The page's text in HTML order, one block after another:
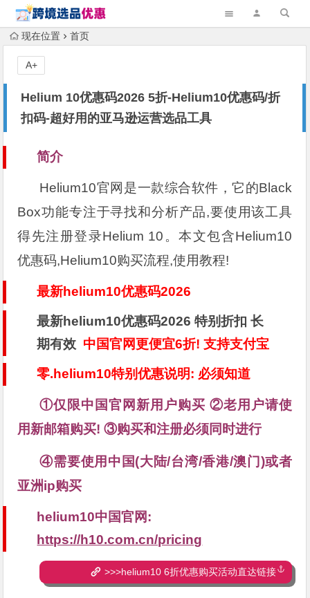
现在位置 首页
Helium 10优惠码2026 5折-Helium10优惠码/折
扣码-超好用的亚马逊运营选品工具
简介
Helium10官网是一款综合软件，它的Black
Box功能专注于寻找和分析产品,要使用该工具
得先注册登录Helium 10。本文包含Helium10
优惠码,Helium10购买流程,使用教程!
最新helium10优惠码2026
最新helium10优惠码2026 特别折扣 长
期有效 中国官网更便宜6折! 支持支付宝
零.helium10特别优惠说明: 必须知道
①仅限中国官网新用户购买 ②老用户请使
用新邮箱购买! ③购买和注册必须同时进行
④需要使用中国(大陆/台湾/香港/澳门)或者
亚洲ip购买
helium10中国官网:
https://h10.com.cn/pricing
>>>helium10 6折优惠购买活动直达链接
A+